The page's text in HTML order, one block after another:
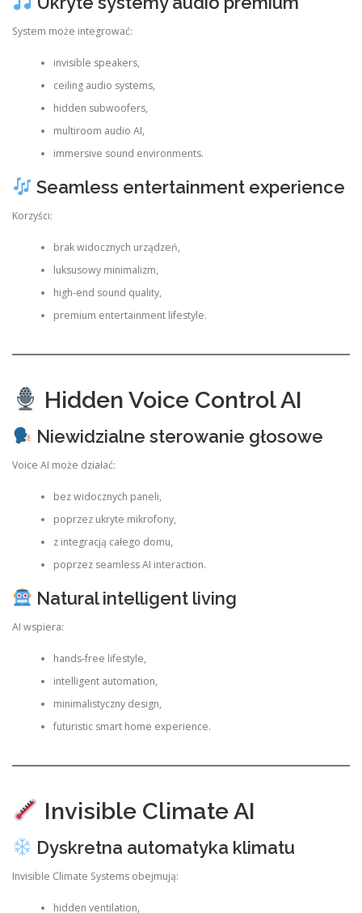
System może integrować:
invisible speakers,
ceiling audio systems,
hidden subwoofers,
multiroom audio AI,
immersive sound environments.
Seamless entertainment experience
Korzyści:
brak widocznych urządzeń,
luksusowy minimalizm,
high-end sound quality,
premium entertainment lifestyle.
Hidden Voice Control AI
Niewidzialne sterowanie głosowe
Voice AI może działać:
bez widocznych paneli,
poprzez ukryte mikrofony,
z integracją całego domu,
poprzez seamless AI interaction.
Natural intelligent living
AI wspiera:
hands-free lifestyle,
intelligent automation,
minimalistyczny design,
futuristic smart home experience.
Invisible Climate AI
Dyskretna automatyka klimatu
Invisible Climate Systems obejmują:
hidden ventilation,